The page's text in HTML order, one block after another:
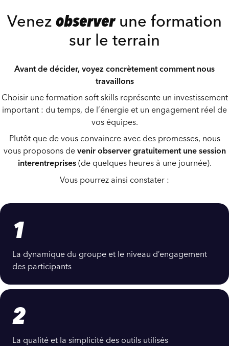
Venez observerune formation
sur le terrain
Avant de décider, voyez concrètement comment nous
travaillons
Choisir une formation soft skills représente un investissement
important : du temps, de l’énergie et un engagement réel de
vos équipes.
Plutôt que de vous convaincre avec des promesses, nous
vous proposons de venir observer gratuitement une session
interentreprises(de quelques heures à une journée).
Vous pourrez ainsi constater :
1
La dynamique du groupe et le niveau d’engagement
des participants
2
La qualité et la simplicité des outils utilisés